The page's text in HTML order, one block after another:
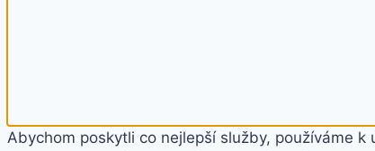
Abychom poskytli co nejlepší služby, používáme